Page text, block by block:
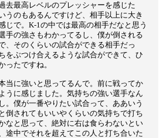
去最高レベルのプレッシャーを感じた
うのもあるんですけど、相手以上に大き
じで。K-1の中では最高の相手だなと思う
手の強さもわかってるし、僕が倒される
、そのくらいの試合ができる相手だっ
をぶつけ合えるような試合ができて、ひ
ったですね。
当に強いと思ってるんで。前に戦ってか
うに感じました。気持ちの強い選手なん
。僕が一番やりたい試合って、ああいう
倒されてもいいやくらいの気持ちで打ち
なと思って、絶対に右は食らわないとい
途中でそれを超えてこの人と打ち合いた